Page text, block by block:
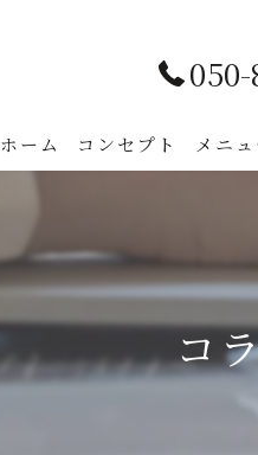
ホーム コンセプト メニ
コ